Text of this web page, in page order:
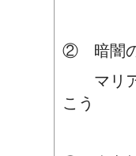
② 暗闇の
マリア
こう